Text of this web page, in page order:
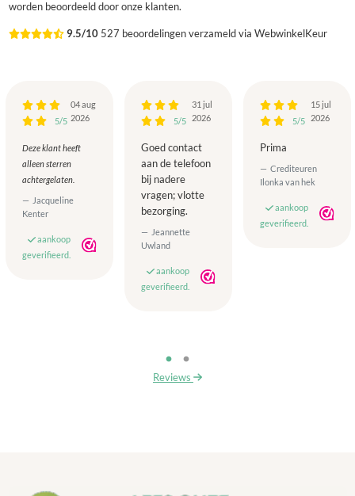
worden beoordeeld door onze klanten.
9.5/10 527 beoordelingen verzameld via WebwinkelKeur
5/5
04 aug
2026
Deze klant heeft
alleen sterren
achtergelaten.
Jacqueline
Kenter
aankoop
geverifieerd.
5/5
31 jul
2026
Goed contact
aan de telefoon
bij nadere
vragen; vlotte
bezorging.
Jeannette
Uwland
aankoop
geverifieerd.
5/5
15 jul
2026
Prima
Crediteuren
Ilonka van hek
aankoop
geverifieerd.
Reviews